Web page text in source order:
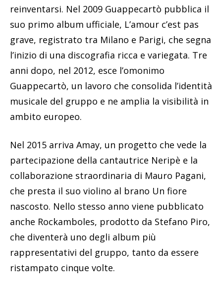
reinventarsi. Nel 2009 Guappecartò pubblica il
suo primo album ufficiale, L’amour c’est pas
grave, registrato tra Milano e Parigi, che segna
l’inizio di una discografia ricca e variegata. Tre
anni dopo, nel 2012, esce l’omonimo
Guappecartò, un lavoro che consolida l’identità
musicale del gruppo e ne amplia la visibilità in
ambito europeo.
Nel 2015 arriva Amay, un progetto che vede la
partecipazione della cantautrice Neripè e la
collaborazione straordinaria di Mauro Pagani,
che presta il suo violino al brano Un fiore
nascosto. Nello stesso anno viene pubblicato
anche Rockamboles, prodotto da Stefano Piro,
che diventerà uno degli album più
rappresentativi del gruppo, tanto da essere
ristampato cinque volte.